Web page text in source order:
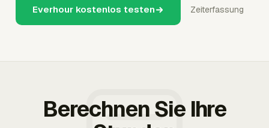
Everhour kostenlos testen Zeiterfassung
Berechnen Sie Ihre